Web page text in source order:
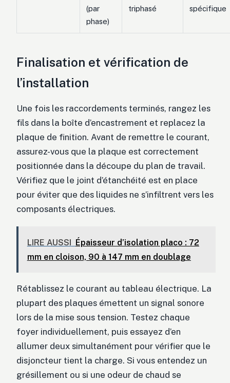
(par
phase)
triphasé spécifique
Finalisation et vérification de
l’installation
Une fois les raccordements terminés, rangez les
fils dans la boîte d’encastrement et replacez la
plaque de finition. Avant de remettre le courant,
assurez-vous que la plaque est correctement
positionnée dans la découpe du plan de travail.
Vérifiez que le joint d’étanchéité est en place
pour éviter que des liquides ne s’infiltrent vers les
composants électriques.
LIRE AUSSI
Épaisseur d’isolation placo : 72
mm en cloison, 90 à 147 mm en doublage
Rétablissez le courant au tableau électrique. La
plupart des plaques émettent un signal sonore
lors de la mise sous tension. Testez chaque
foyer individuellement, puis essayez d’en
allumer deux simultanément pour vérifier que le
disjoncteur tient la charge. Si vous entendez un
grésillement ou si une odeur de chaud se